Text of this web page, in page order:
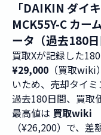
「DAIKIN ダイ
MCK55Y-C カー
ータ（過去180日
買取Xが記録した
¥29,000 （買取
いため、売却タイミ
過去180日間、買取
最高値は 買取wiki
（¥26,200）で、差